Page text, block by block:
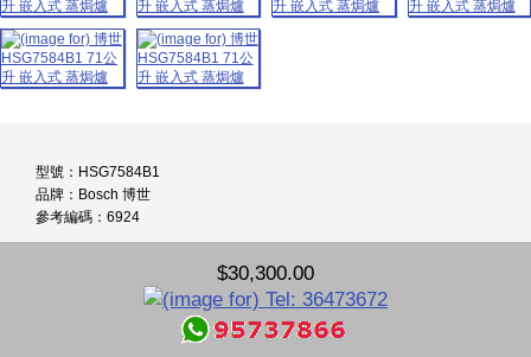
型號：HSG7584B1
品牌：Bosch 博世
參考編碼：6924
$30,300.00